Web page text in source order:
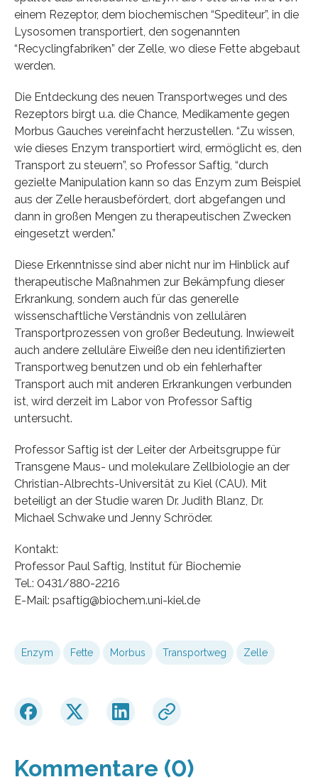
einem Rezeptor, dem biochemischen “Spediteur”, in die
Lysosomen transportiert, den sogenannten
“Recyclingfabriken” der Zelle, wo diese Fette abgebaut
werden.
Die Entdeckung des neuen Transportweges und des
Rezeptors birgt u.a. die Chance, Medikamente gegen
Morbus Gauches vereinfacht herzustellen. “Zu wissen,
wie dieses Enzym transportiert wird, ermöglicht es, den
Transport zu steuern”, so Professor Saftig, “durch
gezielte Manipulation kann so das Enzym zum Beispiel
aus der Zelle herausbefördert, dort abgefangen und
dann in großen Mengen zu therapeutischen Zwecken
eingesetzt werden.”
Diese Erkenntnisse sind aber nicht nur im Hinblick auf
therapeutische Maßnahmen zur Bekämpfung dieser
Erkrankung, sondern auch für das generelle
wissenschaftliche Verständnis von zellulären
Transportprozessen von großer Bedeutung. Inwieweit
auch andere zelluläre Eiweiße den neu identifizierten
Transportweg benutzen und ob ein fehlerhafter
Transport auch mit anderen Erkrankungen verbunden
ist, wird derzeit im Labor von Professor Saftig
untersucht.
Professor Saftig ist der Leiter der Arbeitsgruppe für
Transgene Maus- und molekulare Zellbiologie an der
Christian-Albrechts-Universität zu Kiel (CAU). Mit
beteiligt an der Studie waren Dr. Judith Blanz, Dr.
Michael Schwake und Jenny Schröder.
Kontakt:
Professor Paul Saftig, Institut für Biochemie
Tel.: 0431/880-2216
E-Mail: psaftig@biochem.uni-kiel.de
Enzym Fette Morbus Transportweg Zelle
Kommentare (0)